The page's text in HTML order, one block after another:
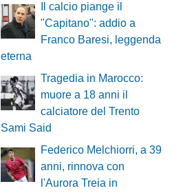
Il calcio piange il
"Capitano": addio a
Franco Baresi, leggenda
eterna
Tragedia in Marocco:
muore a 18 anni il
calciatore del Trento
Sami Said
Federico Melchiorri, a 39
anni, rinnova con
l'Aurora Treia in